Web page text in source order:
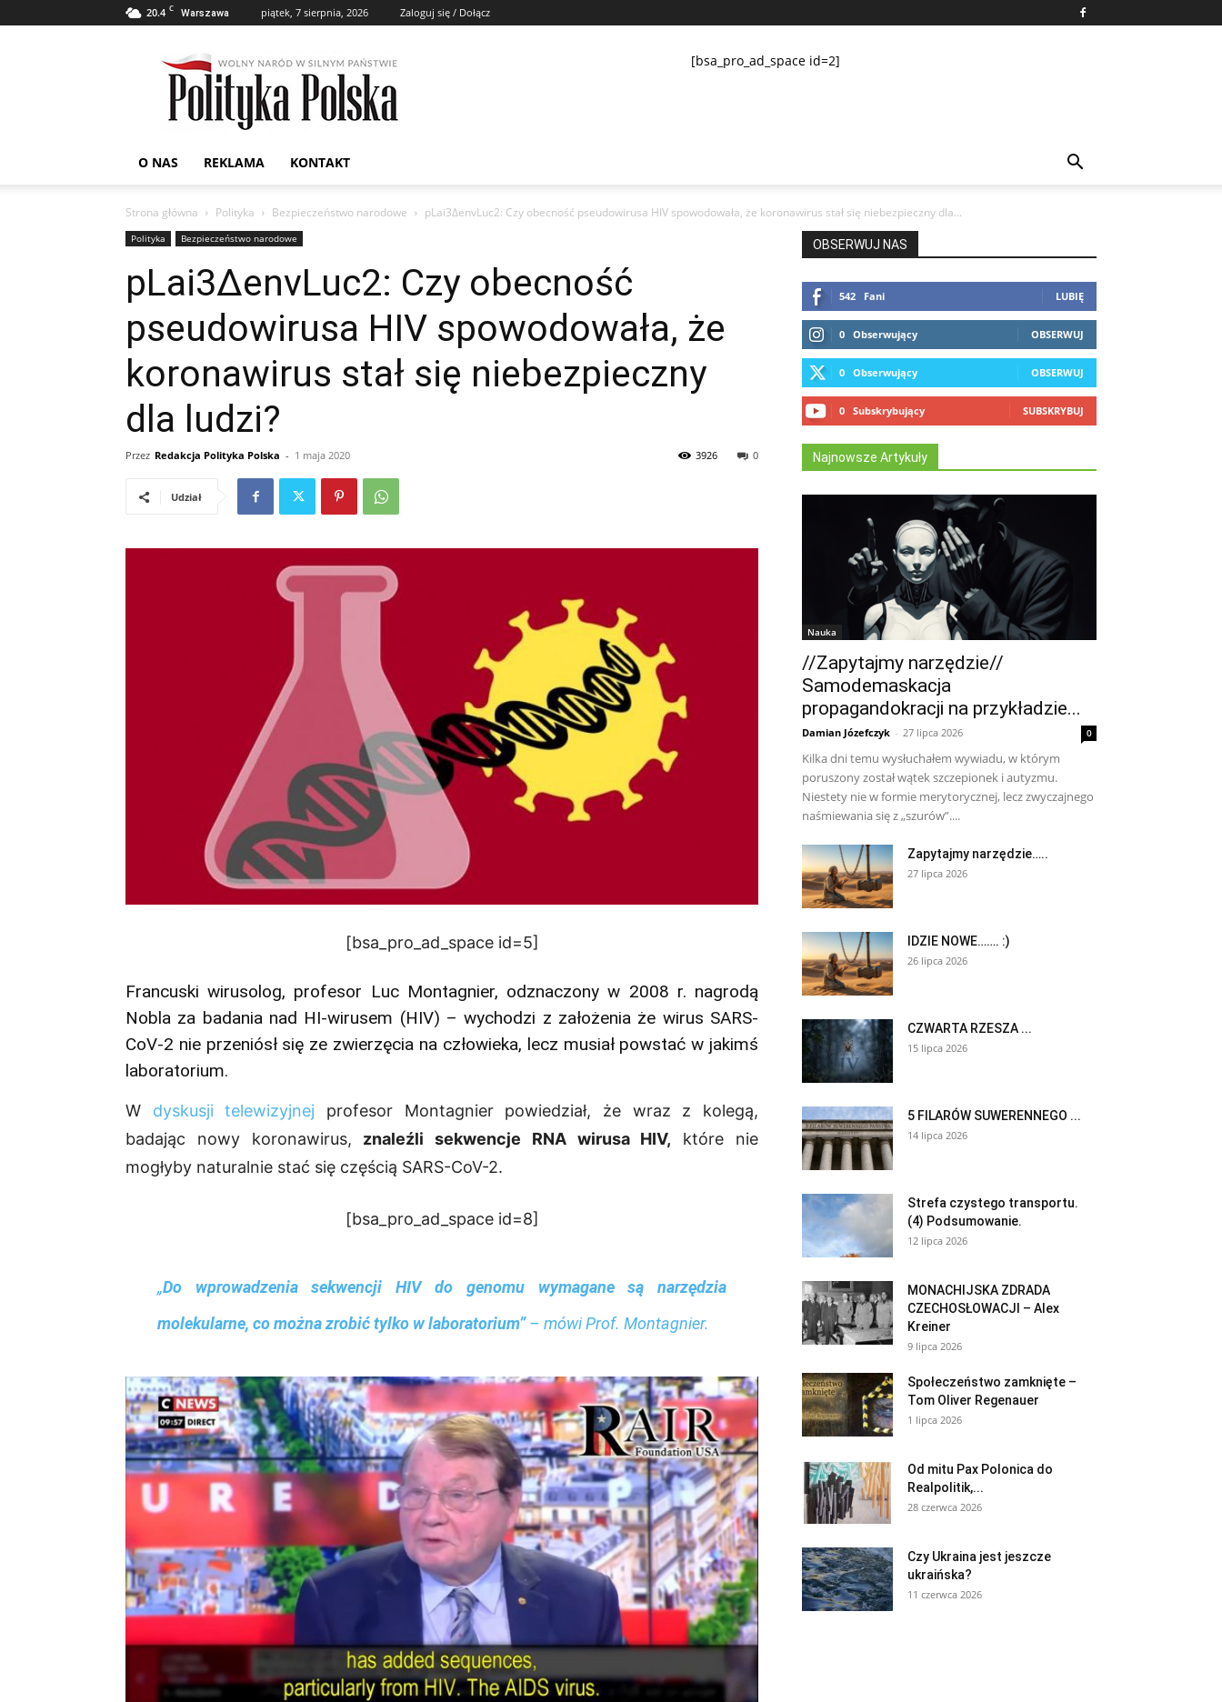
20.4 C Warszawa piątek, 7 sierpnia, 2026 Zaloguj się / Dołącz
POLITYKA
POLSKA
[bsa_pro_ad_space id=2]
O NAS REKLAMA KONTAKT
Strona główna Polityka Bezpieczeństwo narodowe pLai3ΔenvLuc2: Czy obecność pseudowirusa HIV spowodowała, że koronawirus stał się niebezpieczny dla...
Polityka Bezpieczeństwo narodowe
pLai3ΔenvLuc2: Czy obecność
pseudowirusa HIV spowodowała, że
koronawirus stał się niebezpieczny
dla ludzi?
Przez Redakcja Polityka Polska - 1 maja 2020 0
3926
Udział
[bsa_pro_ad_space id=5]
Francuski wirusolog, profesor Luc Montagnier, odznaczony w 2008 r. nagrodą
Nobla za badania nad HI-wirusem (HIV) – wychodzi z założenia że wirus SARS-
CoV-2 nie przeniósł się ze zwierzęcia na człowieka, lecz musiał powstać w jakimś
laboratorium.
W dyskusji telewizyjnej profesor Montagnier powiedział, że wraz z kolegą,
badając nowy koronawirus, znaleźli sekwencje RNA wirusa HIV, które nie
mogłyby naturalnie stać się częścią SARS-CoV-2.
[bsa_pro_ad_space id=8]
„Do wprowadzenia sekwencji HIV do genomu wymagane są narzędzia
molekularne, co można zrobić tylko w laboratorium”– mówi Prof. Montagnier.
OBSERWUJ NAS
542 Fani LUBIĘ
0 Obserwujący OBSERWUJ
0 Obserwujący OBSERWUJ
0 Subskrybujący SUBSKRYBUJ
Najnowsze Artykuły
Nauka
//Zapytajmy narzędzie//
Samodemaskacja
propagandokracji na przykładzie...
Damian Józefczyk - 27 lipca 2026 0
Kilka dni temu wysłuchałem wywiadu, w którym
poruszony został wątek szczepionek i autyzmu.
Niestety nie w formie merytorycznej, lecz zwyczajnego
naśmiewania się z „szurów”....
Zapytajmy narzędzie…..
27 lipca 2026
IDZIE NOWE……. :)
26 lipca 2026
CZWARTA RZESZA ...
15 lipca 2026
5 FILARÓW SUWERENNEGO ...
14 lipca 2026
Strefa czystego transportu.
(4) Podsumowanie.
12 lipca 2026
MONACHIJSKA ZDRADA
CZECHOSŁOWACJI – Alex
Kreiner
9 lipca 2026
Społeczeństwo zamknięte –
Tom Oliver Regenauer
1 lipca 2026
Od mitu Pax Polonica do
Realpolitik,...
28 czerwca 2026
Czy Ukraina jest jeszcze
ukraińska?
11 czerwca 2026